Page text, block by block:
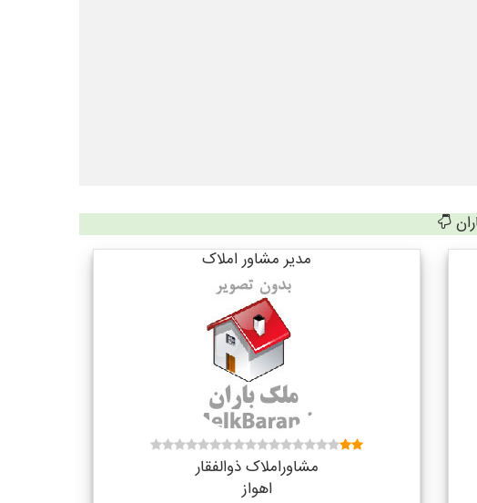
مدیر مشاور املاک
مشاوراملاک ذوالفقار
اهواز